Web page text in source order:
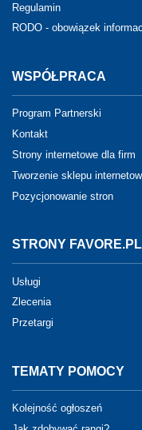
Regulamin
RODO - obowiązek
WSPÓŁPRACA
Program Partnerski
Kontakt
Strony internetowe dla firm
Tworzenie sklepu
Pozycjonowanie stron
STRONY FAVORE.PL
Usługi
Zlecenia
Przetargi
TEMATY POMOCY
Kolejność ogłoszeń